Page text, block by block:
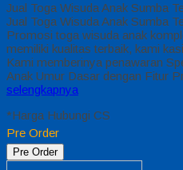
Jual Toga Wisuda Anak Sumba
Jual Toga Wisuda Anak Sumba
Promosi toga wisuda anak
memiliki kualitas terbaik, kami
Kami memberinya penawaran
Anak Umur Dasar dengan Fitur
selengkapnya
*Harga Hubungi CS
Pre Order
Pre Order